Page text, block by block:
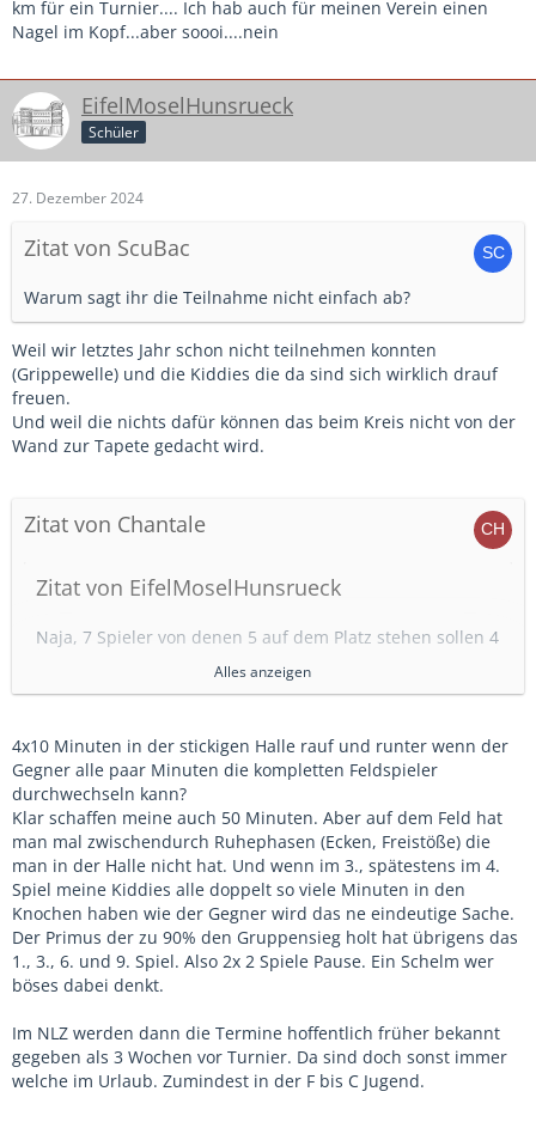
Ich habe jetzt, mit Ach und Krach, 7 Zusagen von Spielern.
Von meinen 5 technisch stärksten Spielern ist nur einer
Mein Co weilt in Österreich im Urlaub.
Ich selber werde meinen Urlaub unterbrechen, morgens
350km zum Turnier fahren und nachmittags 350km zurück.
Schulferien zu legen.
km für ein Turnier.... Ich hab auch für meinen Verein einen
Nagel im Kopf...aber soooi....nein
EifelMoselHunsrueck
Schüler
27. Dezember 2024
Zitat von ScuBac
Warum sagt ihr die Teilnahme nicht einfach ab?
Weil wir letztes Jahr schon nicht teilnehmen konnten
(Grippewelle) und die Kiddies die da sind sich wirklich drauf
freuen.
Und weil die nichts dafür können das beim Kreis nicht von der
Wand zur Tapete gedacht wird.
Zitat von Chantale
Zitat von EifelMoselHunsrueck
Naja, 7 Spieler von denen 5 auf dem Platz stehen sollen 4
Wenn da jetzt zB wegen Krankheit noch einer kurzfristig
durchpowern. Ohne Möglichkeit mal wirklich zu
verschnaufen. Wir haben das 2., 4., 6. und 8. Spiel.
Und das gegen die 3 besten Jugendvereine der Region
die garantiert den 12er Kader komplett gefüllt
bekommen.
Das sollte eigentlich ein Highlight für die Kiddies und
Trainer werden. Jetzt ist die (technisch bessere) Hälfte
der Spieler nicht dabei, ein Trainer fehlt, der andere sitzt
6-7 Stunden im Auto.
Offizielle DFB/Verbands Jugend-Turniere und Spiele
haben absolut nichts in den Schulferien zu suchen.
Naja 4×10 Minuten kann eigentlich jeder spielen 2./4./6./8.
Spiel hat man ja jedes mal 1 Spiel zum verschnaufen.
Bei uns wird Quali in den Sommerferien gespielt selbst wir
Alles anzeigen
4x10 Minuten in der stickigen Halle rauf und runter wenn der
Gegner alle paar Minuten die kompletten Feldspieler
durchwechseln kann?
Klar schaffen meine auch 50 Minuten. Aber auf dem Feld hat
man mal zwischendurch Ruhephasen (Ecken, Freistöße) die
man in der Halle nicht hat. Und wenn im 3., spätestens im 4.
Spiel meine Kiddies alle doppelt so viele Minuten in den
Knochen haben wie der Gegner wird das ne eindeutige Sache.
Der Primus der zu 90% den Gruppensieg holt hat übrigens das
1., 3., 6. und 9. Spiel. Also 2x 2 Spiele Pause. Ein Schelm wer
böses dabei denkt.
Im NLZ werden dann die Termine hoffentlich früher bekannt
gegeben als 3 Wochen vor Turnier. Da sind doch sonst immer
welche im Urlaub. Zumindest in der F bis C Jugend.